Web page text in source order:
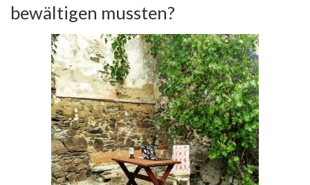
bewältigen mussten?